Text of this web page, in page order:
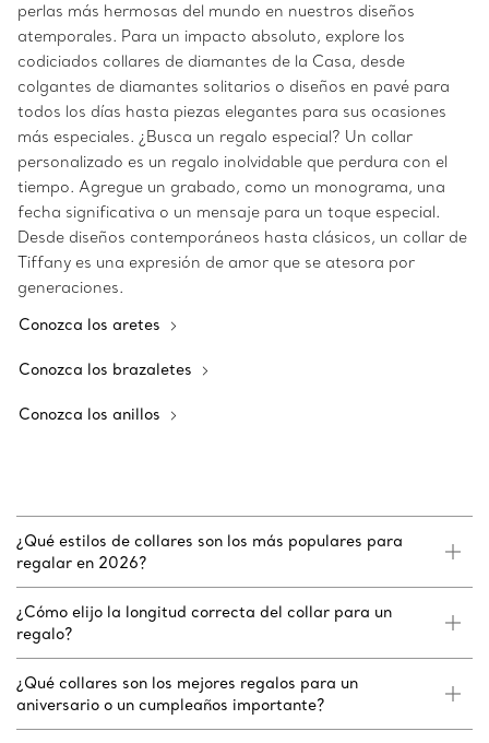
perlas más hermosas del mundo en nuestros diseños
atemporales. Para un impacto absoluto, explore los
codiciados collares de diamantes de la Casa, desde
colgantes de diamantes solitarios o diseños en pavé para
todos los días hasta piezas elegantes para sus ocasiones
más especiales. ¿Busca un regalo especial? Un collar
personalizado es un regalo inolvidable que perdura con el
tiempo. Agregue un grabado, como un monograma, una
fecha significativa o un mensaje para un toque especial.
Desde diseños contemporáneos hasta clásicos, un collar de
Tiffany es una expresión de amor que se atesora por
generaciones.
Conozca los aretes
Conozca los brazaletes
Conozca los anillos
¿Qué estilos de collares son los más populares para
regalar en 2026?
¿Cómo elijo la longitud correcta del collar para un
regalo?
¿Qué collares son los mejores regalos para un
aniversario o un cumpleaños importante?